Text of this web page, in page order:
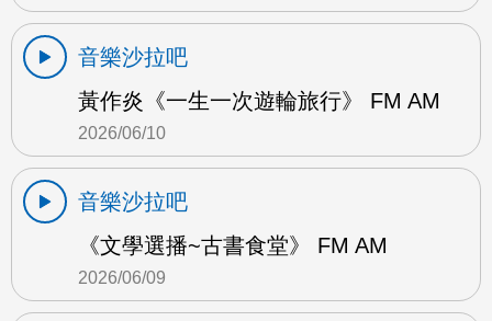
音樂沙拉吧
黃作炎《一生一次遊輪旅行》 FM AM
2026/06/10
音樂沙拉吧
《文學選播~古書食堂》 FM AM
2026/06/09